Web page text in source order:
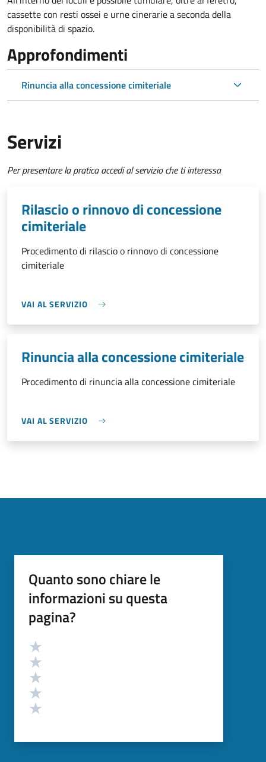
cassette con resti ossei e urne cinerarie a seconda della
disponibilità di spazio.
Approfondimenti
Rinuncia alla concessione cimiteriale
Servizi
Per presentare la pratica accedi al servizio che ti interessa
Rilascio o rinnovo di concessione
cimiteriale
Procedimento di rilascio o rinnovo di concessione
cimiteriale
VAI AL SERVIZIO
Rinuncia alla concessione cimiteriale
Procedimento di rinuncia alla concessione cimiteriale
VAI AL SERVIZIO
Quanto sono chiare le
informazioni su questa
pagina?
Valutazione